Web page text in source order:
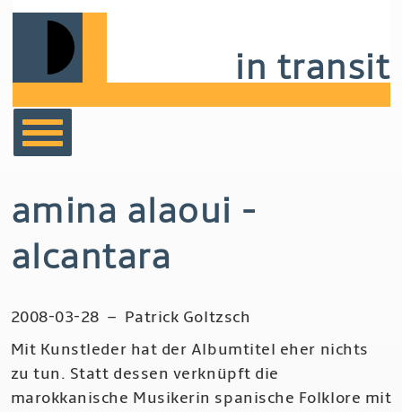
Skip
navigation
in transit
amina alaoui -
alcantara
2008-03-28 – Patrick Goltzsch
Mit Kunstleder hat der Albumtitel eher nichts
zu tun. Statt dessen verknüpft die
marokkanische Musikerin spanische Folklore mit